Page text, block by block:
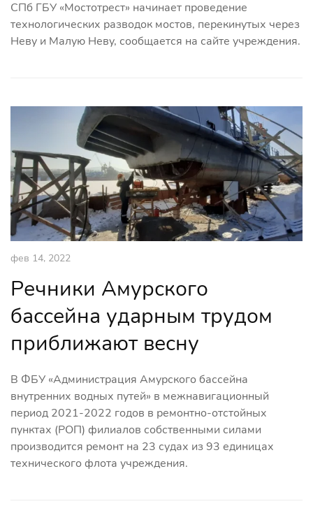
СПб ГБУ «Мостотрест» начинает проведение
технологических разводок мостов, перекинутых через
Неву и Малую Неву, сообщается на сайте учреждения.
фев 14, 2022
Речники Амурского
бассейна ударным трудом
приближают весну
В ФБУ «Администрация Амурского бассейна
внутренних водных путей» в межнавигационный
период 2021-2022 годов в ремонтно-отстойных
пунктах (РОП) филиалов собственными силами
производится ремонт на 23 судах из 93 единицах
технического флота учреждения.